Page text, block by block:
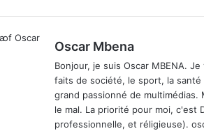
Oscar Mbena
Bonjour, je suis Oscar MBENA.
faits de société, le sport, la
grand passionné de
le mal. La priorité pour moi, c'est
professionnelle, et réligieuse).